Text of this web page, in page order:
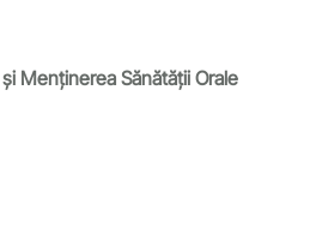
și Menținerea Sănătății Orale